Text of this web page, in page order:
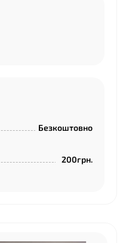
Безкоштовно
200грн.